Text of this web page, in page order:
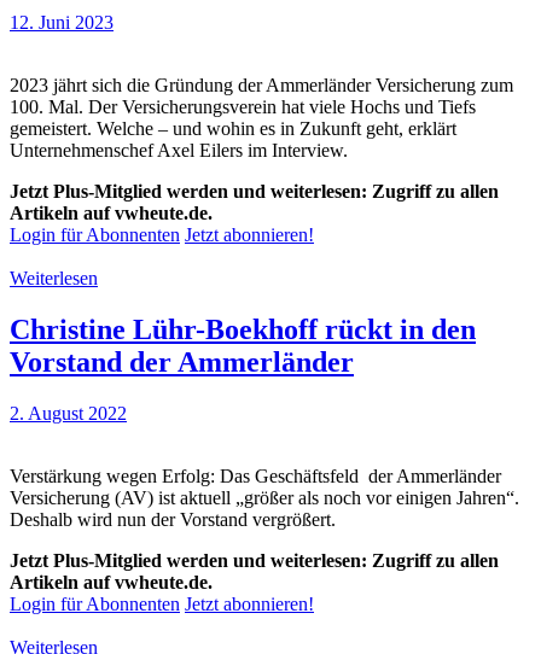
12. Juni 2023
2023 jährt sich die Gründung der Ammerländer Versicherung zum
100. Mal. Der Versicherungsverein hat viele Hochs und Tiefs
gemeistert. Welche – und wohin es in Zukunft geht, erklärt
Unternehmenschef Axel Eilers im Interview.
Jetzt Plus-Mitglied werden und weiterlesen: Zugriff zu allen
Artikeln auf vwheute.de.
Login für Abonnenten Jetzt abonnieren!
Weiterlesen
Christine Lühr-Boekhoff rückt in den
Vorstand der Ammerländer
2. August 2022
Verstärkung wegen Erfolg: Das Geschäftsfeld der Ammerländer
Versicherung (AV) ist aktuell „größer als noch vor einigen Jahren“.
Deshalb wird nun der Vorstand vergrößert.
Jetzt Plus-Mitglied werden und weiterlesen: Zugriff zu allen
Artikeln auf vwheute.de.
Login für Abonnenten Jetzt abonnieren!
Weiterlesen